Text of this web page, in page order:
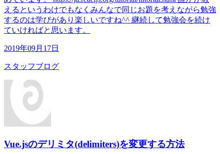
えるというわけでもなくみんなで同じお題を考えながら勉強
するのは学びがあり楽しいですね^^ 継続して勉強会を続け
ていければと思います。
2019年09月17日
スタッフブログ
Vue.jsのデリミタ(delimiters)を変更する方法